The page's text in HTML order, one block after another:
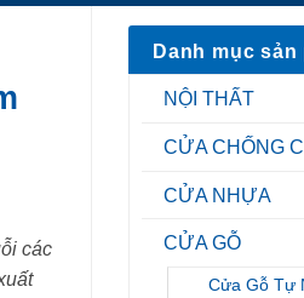
Danh mục sản
NỘI THẤT
CỬA CHỐNG
CỬA NHỰA
CỬA GỖ
Cửa Gỗ Tự
các